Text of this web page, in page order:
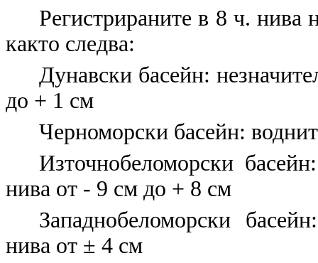
Регистрираните в 8 ч. нива
както следва:
Дунавски басейн:
до + 1 см
Черноморски басейн:
Източнобеломорски
нива от - 9 см до + 8 см
Западнобеломорски
нива от ± 4 см